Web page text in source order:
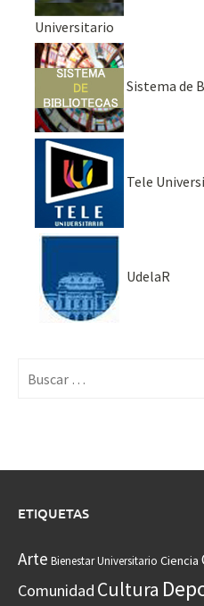
Universitario
Sistema de
Tele
UdelaR
ETIQUETAS
Arte Bienestar Universitario Ciencia
Comunidad Cultura